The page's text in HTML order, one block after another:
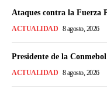
Ataques contra la Fuerza
ACTUALIDAD 8 agosto, 2026
Presidente de la
ACTUALIDAD 8 agosto, 2026